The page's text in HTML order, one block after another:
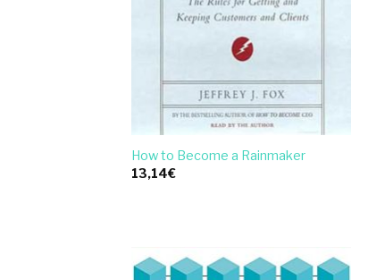
How to Become a Rainmaker
13,14€